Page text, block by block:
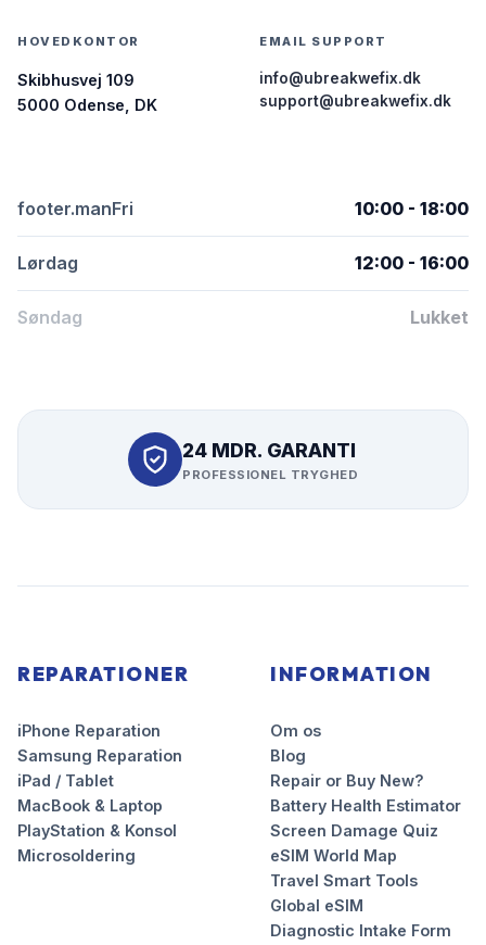
HOVEDKONTOR
Skibhusvej 109
5000 Odense, DK
EMAIL SUPPORT
info@ubreakwefix.dk
support@ubreakwefix.dk
footer.manFri 10:00 - 18:00
Lørdag 12:00 - 16:00
Søndag Lukket
24 MDR. GARANTI
PROFESSIONEL TRYGHED
REPARATIONER
iPhone Reparation
Samsung Reparation
iPad / Tablet
MacBook & Laptop
PlayStation & Konsol
Microsoldering
INFORMATION
Om os
Blog
Repair or Buy New?
Battery Health Estimator
Screen Damage Quiz
eSIM World Map
Travel Smart Tools
Global eSIM
Diagnostic Intake Form